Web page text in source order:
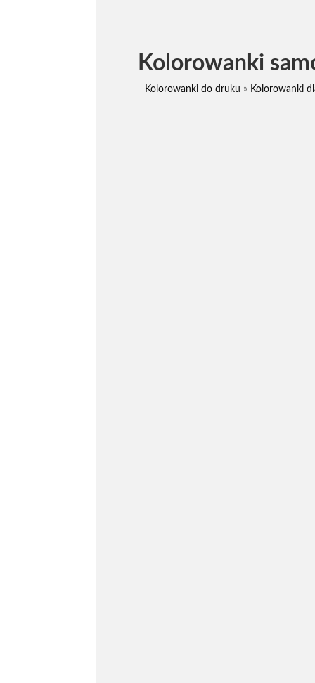
Kolorowanki
Kolorowanki do druku » Kolorowanki